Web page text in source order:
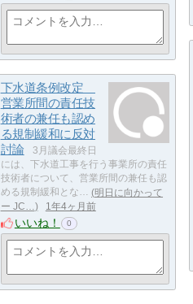
下水道条例改定
営業所間の責任技
術者の兼任も認め
る規制緩和に反対
討論
3月議会最終日
には、下水道工事を行う事業所の責任
技術者について、営業所間の兼任も認
める規制緩和とな…
明日に向かって
ー JC…
1年4ヶ月前
いいね！ 0